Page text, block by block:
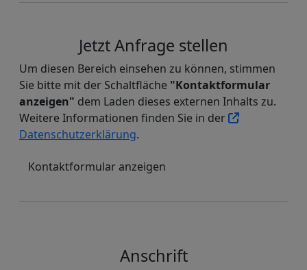
Jetzt Anfrage stellen
Um diesen Bereich einsehen zu können, stimmen
Sie bitte mit der Schaltfläche "Kontaktformular
anzeigen" dem Laden dieses externen Inhalts zu.
Weitere Informationen finden Sie in der
Datenschutzerklärung.
Kontaktformular anzeigen
Anschrift